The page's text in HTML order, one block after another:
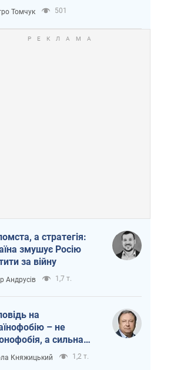
Томчук 501
а стратегія:
змушує Росію
за війну
Андрусів 1,7 т.
на
– не
а сильна
держава
Княжицький 1,2 т.